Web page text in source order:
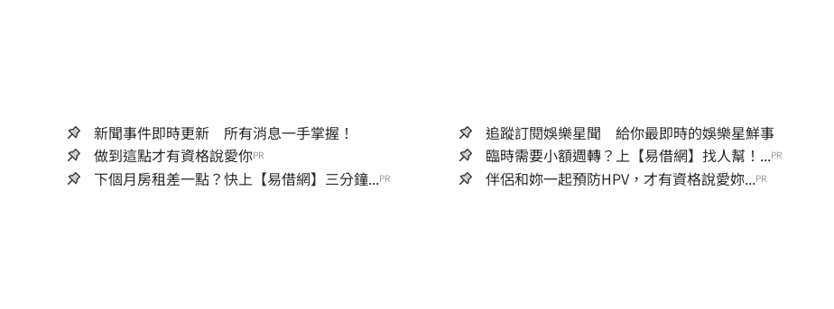
新聞事件即時更新 所有消息一手掌握！
追蹤訂閱娛樂星聞 給你最即時的娛樂星鮮事
做到這點才有資格說愛你PR 臨時需要小額週轉？上【易借網】找人幫！...PR
下個月房租差一點？快上【易借網】三分鐘...PR 伴侶和妳一起預防HPV，才有資格說愛妳...PR